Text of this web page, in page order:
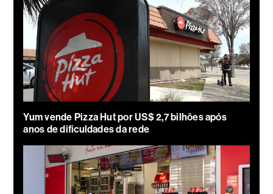
Yum vende Pizza Hut por US$ 2,7 bilhões após
anos de dificuldades da rede